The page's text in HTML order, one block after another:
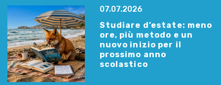
07.07.2026
Studiare d’estate: meno
ore, più metodo e un
nuovo inizio per il
prossimo anno
scolastico